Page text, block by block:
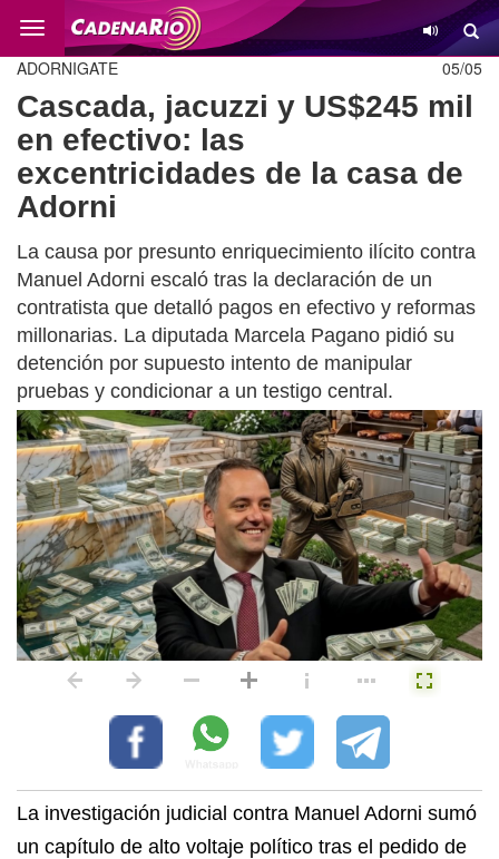
Cambio
05/05
ADORNIGATE
Cascada, jacuzzi y US$245 mil
en efectivo: las
excentricidades de la casa de
Adorni
La causa por presunto enriquecimiento ilícito contra
Manuel Adorni escaló tras la declaración de un
contratista que detalló pagos en efectivo y reformas
millonarias. La diputada Marcela Pagano pidió su
detención por supuesto intento de manipular
pruebas y condicionar a un testigo central.
La investigación judicial contra Manuel Adorni sumó
un capítulo de alto voltaje político tras el pedido de